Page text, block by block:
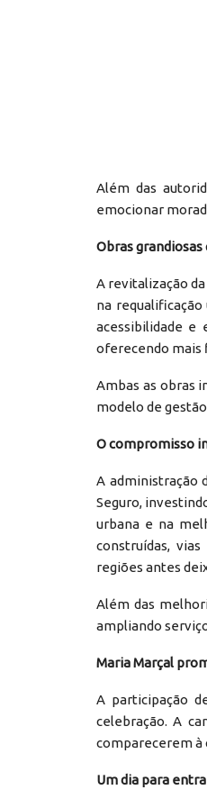
Além das
emocionar
Obras
A revitalização
na
acessibilidade e
oferecendo mais
Ambas as obras
modelo de
O compromisso
A administração
Seguro,
urbana e na
construídas,
regiões antes
Além das
ampliando
Maria Marçal
A participação
celebração. A
comparecerem à
Um dia para